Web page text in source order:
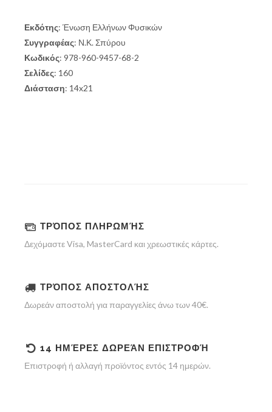
Εκδότης: Ένωση Ελλήνων Φυσικών
Συγγραφέας: Ν.Κ. Σπύρου
Κωδικός: 978-960-9457-68-2
Σελίδες: 160
Διάσταση: 14x21
ΤΡΌΠΟΣ ΠΛΗΡΩΜΉΣ
Δεχόμαστε Visa, MasterCard και χρεωστικές κάρτες.
ΤΡΌΠΟΣ ΑΠΟΣΤΟΛΉΣ
Δωρεάν αποστολή για παραγγελίες άνω των 40€.
14 ΗΜΈΡΕΣ ΔΩΡΕΆΝ ΕΠΙΣΤΡΟΦΉ
Επιστροφή ή αλλαγή προϊόντος εντός 14 ημερών.